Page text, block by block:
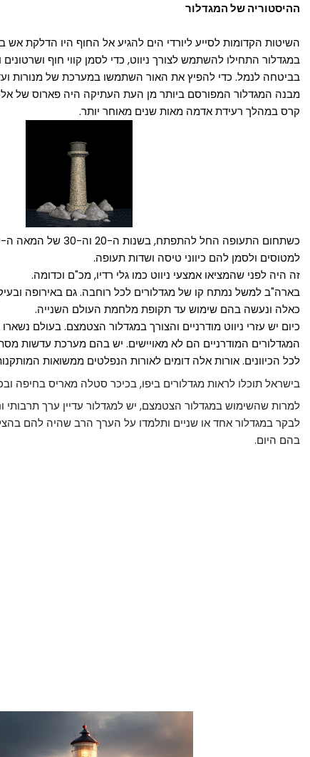
ההיסטוריה של המגדלור
השיטות הקדומות לסייע ליורדי הים להגיע אל החוף היו הדלקת אש
במגדלור התחילו להשתמש לצורך ניווט, כדי לסמן קווי חוף ושרטונים
בביטחה לנמל. כדי להפיץ את האור השתמשו במערכת של מנורות
מבנה המגדלור המפורסם ביותר מן העת העתיקה היה פארוס של
קרס במהלך רעידת אדמה מאות שנים מאוחר יותר.
למטוסים ולסמן להם כיווני טיסה ושדות תעופה.
זה היה לפני שהמציאו אמצעי ניווט כמו גלי רדיו, מכ"ם וכדומה.
בארה"ב למשל נמתח קו של מגדלורים לכל רוחבה. גם באירופה
כאלה ונעשה בהם שימוש עד תקופת מלחמת העולם השנייה.
כיום יש עזרי ניווט מודרניים והצורך במגדלור הצטמצם. בעולם נשארו פחות מ-
המגדלורים המודרניים הם לא מאויישים. יש בהם מערכת עדשות
לכל הכיוונים. אורות אלה דומים לאורות הנפלטים ממשואות
בישראל תוכלו לראות מגדלורים ביפו, בכיכר סטלה מאריס בחיפה
למרות שהשימוש במגדלור הצטמצם, יש למגדלור עדיין ערך תרבותי
לבקר במגדלור אחד או שניים ותלמדו על הערך הרב שהיה להם
בהם היום.